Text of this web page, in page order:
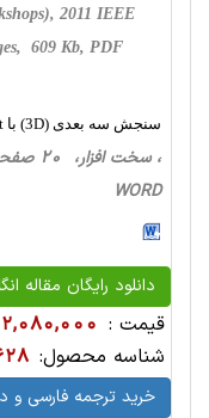
2011 IEEE
609 Kb, PDF
سنجش سه بعدی (3D) با Kinect
WORD
دانلود رایگان مقاله
قیمت : 2,080,000 ریال
شناسه محصول:
خرید ترجمه فارسی و